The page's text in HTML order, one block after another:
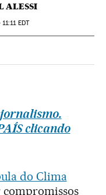
ALESSI
EDT
clicando
do Clima